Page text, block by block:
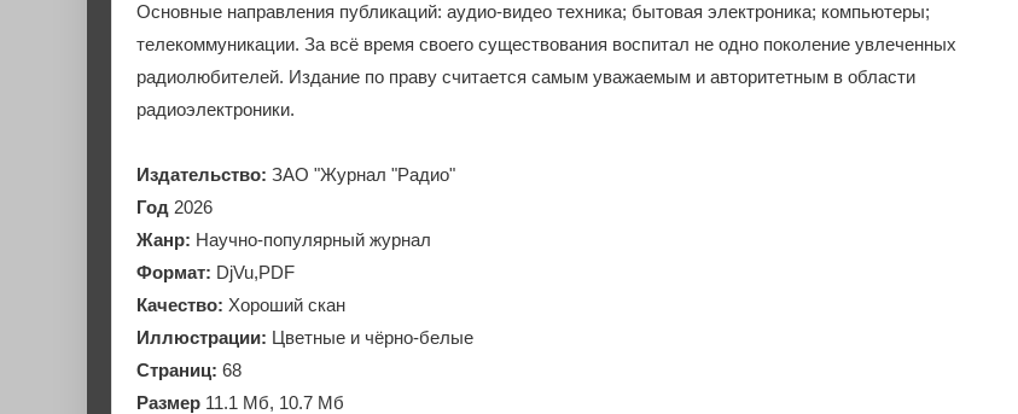
Основные направления публикаций: аудио-видео техника; бытовая электроника; компьютеры;
телекоммуникации. За всё время своего существования воспитал не одно поколение увлеченных
радиолюбителей. Издание по праву считается самым уважаемым и авторитетным в области
радиоэлектроники.
Издательство: ЗАО "Журнал "Радио"
Год 2026
Жанр: Научно-популярный журнал
Формат: DjVu,PDF
Качество: Хороший скан
Иллюстрации: Цветные и чёрно-белые
Страниц: 68
Размер 11.1 Мб, 10.7 Мб